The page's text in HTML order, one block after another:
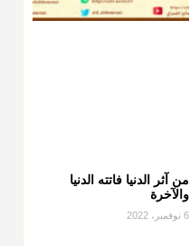
من آثر الدنيا فاتته الدنيا
والآخرة
6 نوفمبر، 2022